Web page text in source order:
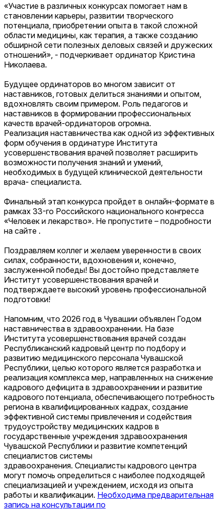
«Участие в различных конкурсах помогает нам в
становлении карьеры, развитии творческого
потенциала, приобретении опыта в такой сложной
области медицины, как терапия, а также созданию
обширной сети полезных деловых связей и дружеских
отношений», - подчеркивает ординатор Кристина
Николаева.
Будущее ординаторов во многом зависит от
наставников, готовых делиться знаниями и опытом,
вдохновлять своим примером. Роль педагогов и
наставников в формировании профессиональных
качеств врачей-ординаторов огромна.
Реализация наставничества как одной из эффективных
форм обучения в ординатуре Института
усовершенствования врачей позволяет расширить
возможности получения знаний и умений,
необходимых в будущей клинической деятельности
врача- специалиста.
Финальный этап конкурса пройдет в онлайн-формате в
рамках 33-го Российского национального конгресса
«Человек и лекарство». Не пропустите – подробности
на сайте .
Поздравляем коллег и желаем уверенности в своих
силах, собранности, вдохновения и, конечно,
заслуженной победы! Вы достойно представляете
Институт усовершенствования врачей и
подтверждаете высокий уровень профессиональной
подготовки!
Напомним, что 2026 год в Чувашии объявлен Годом
наставничества в здравоохранении. На базе
Института усовершенствования врачей создан
Республиканский кадровый центр по подбору и
развитию медицинского персонала Чувашской
Республики, целью которого является разработка и
реализация комплекса мер, направленных на снижение
кадрового дефицита в здравоохранении и развитие
кадрового потенциала, обеспечивающего потребность
региона в квалифицированных кадрах, создание
эффективной системы привлечения и содействия
трудоустройству медицинских кадров в
государственные учреждения здравоохранения
Чувашской Республики и развитие компетенций
специалистов системы
здравоохранения. Специалисты кадрового центра
могут помочь определиться с наиболее подходящей
специализацией и учреждением, исходя из опыта
работы и квалификации. Необходима предварительная
запись на консультации по